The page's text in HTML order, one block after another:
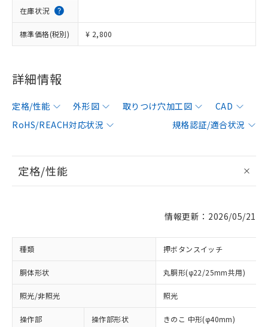
在庫状況
標準価格(税別) ¥ 2,800
詳細情報
定格/性能 外形図 取りつけ穴加工図
CAD
RoHS/REACH対応状況
規格認証/適合状況
定格/性能
情報更新：2026/05/21
種類 押ボタンスイッチ
胴体形状 丸胴形(φ22/25mm共用)
照光/非照光 照光
操作部 操作部形状 きのこ 中形(φ40mm)